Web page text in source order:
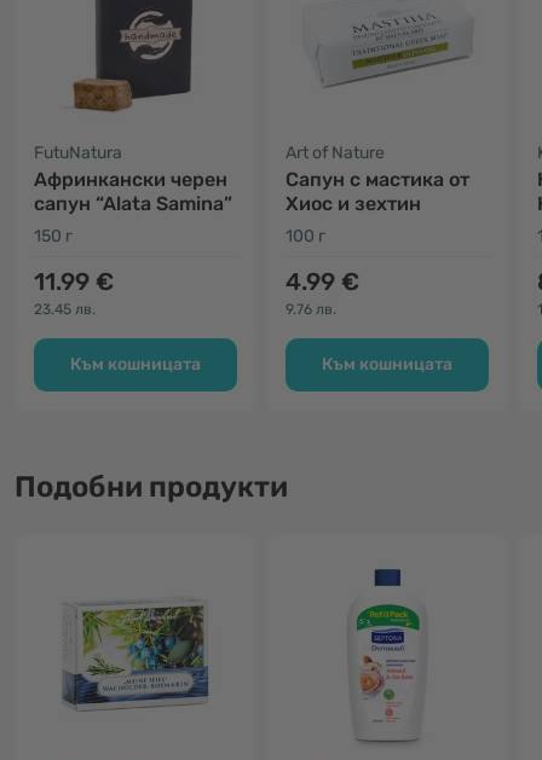
FutuNatura
Афринкански черен
сапун “Alata Samina”
150 г
11.99 €
23.45 лв.
Към кошницата
Art of Nature
Сапун с мастика от
Хиос и зехтин
100 г
4.99 €
9.76 лв.
Към кошницата
Подобни продукти